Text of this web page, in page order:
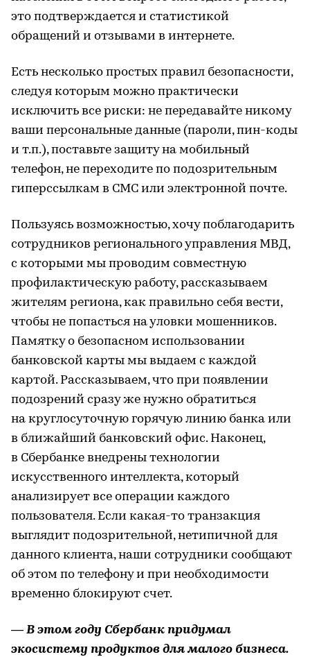
это подтверждается и статистикой
обращений и отзывами в интернете.
Есть несколько простых правил безопасности,
следуя которым можно практически
исключить все риски: не передавайте никому
ваши персональные данные (пароли, пин-коды
и т.п.), поставьте защиту на мобильный
телефон, не переходите по подозрительным
гиперссылкам в СМС или электронной почте.
Пользуясь возможностью, хочу поблагодарить
сотрудников регионального управления МВД,
с которыми мы проводим совместную
профилактическую работу, рассказываем
жителям региона, как правильно себя вести,
чтобы не попасться на уловки мошенников.
Памятку о безопасном использовании
банковской карты мы выдаем с каждой
картой. Рассказываем, что при появлении
подозрений сразу же нужно обратиться
на круглосуточную горячую линию банка или
в ближайший банковский офис. Наконец,
в Сбербанке внедрены технологии
искусственного интеллекта, который
анализирует все операции каждого
пользователя. Если какая-то транзакция
выглядит подозрительной, нетипичной для
данного клиента, наши сотрудники сообщают
об этом по телефону и при необходимости
временно блокируют счет.
— В этом году Сбербанк придумал
экосистему продуктов для малого бизнеса.